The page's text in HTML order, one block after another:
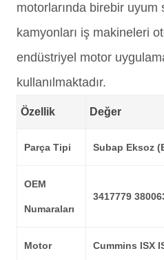
motorlarında birebir uyum
kamyonları iş makineleri
endüstriyel motor
kullanılmaktadır.
Özellik Değer
Parça Tipi Subap Eksoz
OEM
Numaraları
3417779
Motor Cummins ISX